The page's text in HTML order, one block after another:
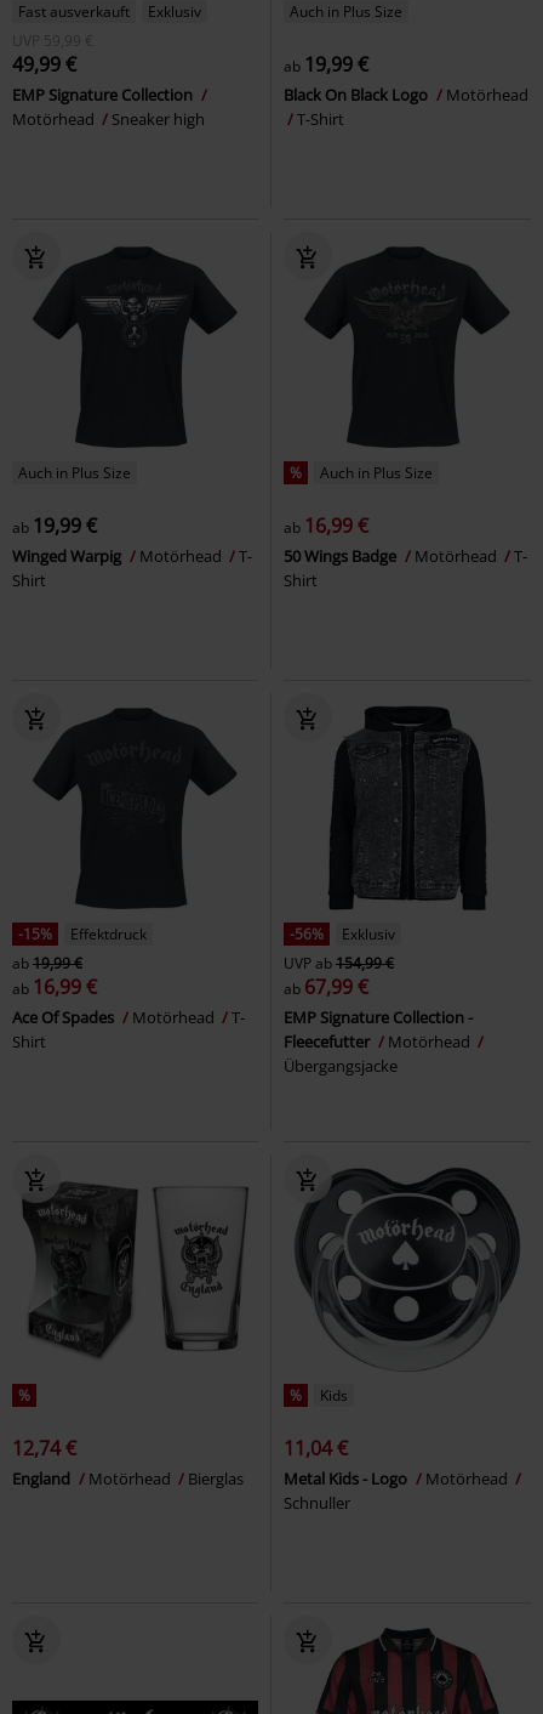
Fast ausverkauft
Exklusiv
UVP
59,99 €
49,99 €
EMP Signature Collection
Motörhead
Sneaker high
Auch in Plus Size
ab 19,99 €
Black On Black Logo
Motörhead
T-Shirt
Auch in Plus Size
ab 19,99 €
Winged Warpig Motörhead
T-
Shirt
% Auch in Plus Size
ab 16,99 €
50 Wings Badge Motörhead
T-
Shirt
-15%
Effektdruck
ab19,99 €
ab 16,99 €
Ace Of Spades Motörhead
T-
Shirt
-56%
Exklusiv
UVPab154,99 €
ab 67,99 €
EMP Signature Collection -
Fleecefutter
Motörhead
Übergangsjacke
%
12,74 €
England Motörhead Bierglas
% Kids
11,04 €
Metal Kids - Logo
Motörhead
Schnuller